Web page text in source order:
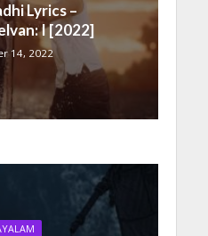
Lyrics –
I [2022]
14, 2022